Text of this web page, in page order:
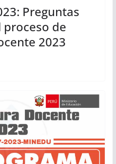
Preguntas
proceso de
2023